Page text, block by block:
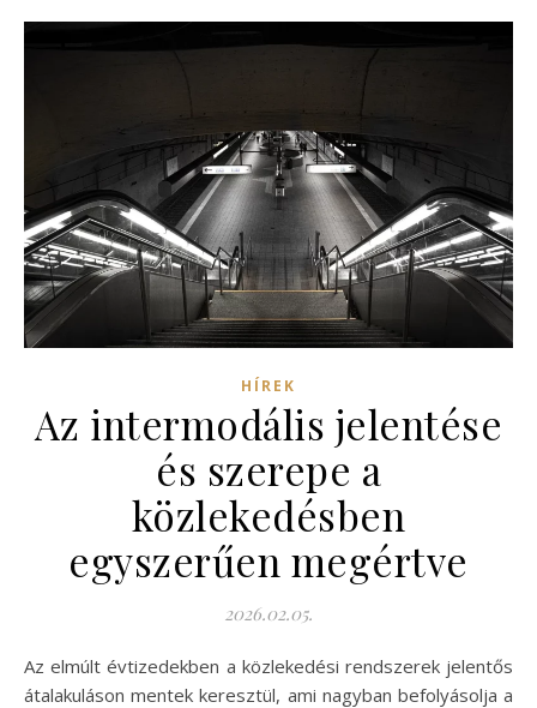
HÍREK
Az intermodális jelentése
és szerepe a
közlekedésben
egyszerűen megértve
2026.02.05.
Az elmúlt évtizedekben a közlekedési rendszerek jelentős
átalakuláson mentek keresztül, ami nagyban befolyásolja a